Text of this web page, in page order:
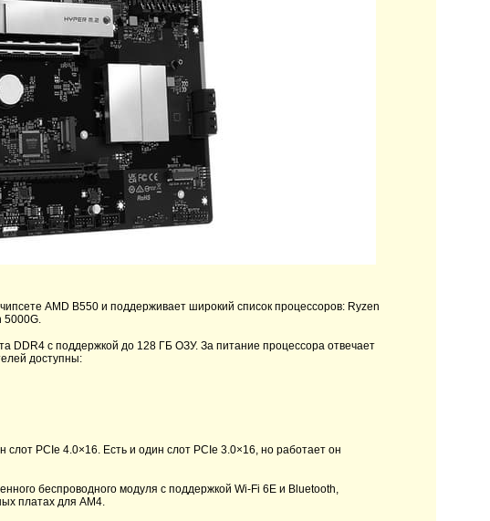
AMD B550 и поддерживает широкий список процессоров: Ryzen
5000G.
DDR4 с поддержкой до 128 ГБ ОЗУ. За питание процессора отвечает
доступны:
PCIe 4.0×16. Есть и один слот PCIe 3.0×16, но работает он
беспроводного модуля с поддержкой Wi-Fi 6E и Bluetooth,
платах для AM4.